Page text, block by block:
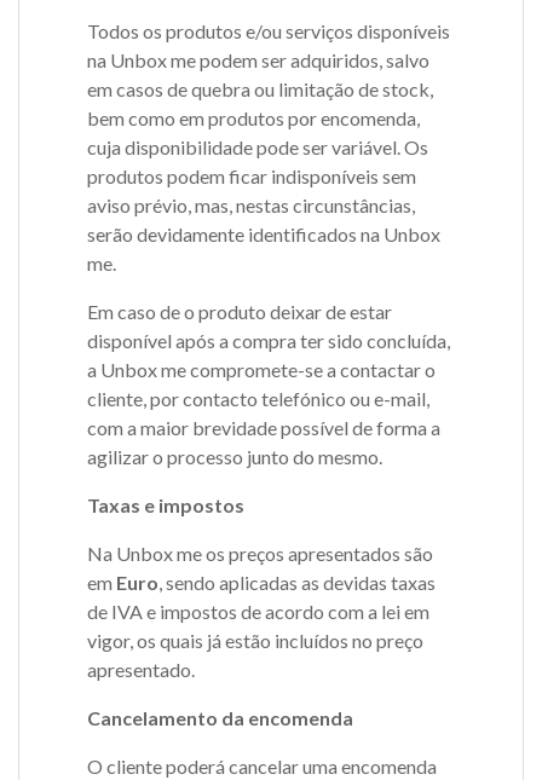
Todos os produtos e/ou serviços disponíveis
na Unbox me podem ser adquiridos, salvo
em casos de quebra ou limitação de stock,
bem como em produtos por encomenda,
cuja disponibilidade pode ser variável. Os
produtos podem ficar indisponíveis sem
aviso prévio, mas, nestas circunstâncias,
serão devidamente identificados na Unbox
me.
Em caso de o produto deixar de estar
disponível após a compra ter sido concluída,
a Unbox me compromete-se a contactar o
cliente, por contacto telefónico ou e-mail,
com a maior brevidade possível de forma a
agilizar o processo junto do mesmo.
Taxas e impostos
Na Unbox me os preços apresentados são
em Euro, sendo aplicadas as devidas taxas
de IVA e impostos de acordo com a lei em
vigor, os quais já estão incluídos no preço
apresentado.
Cancelamento da encomenda
O cliente poderá cancelar uma encomenda